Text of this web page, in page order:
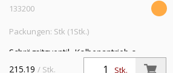
133200
Packungen: Stk (1Stk.)
Schrägsitzventil, Kolbenantrieb o.
NAMUR-Schnittstelle, Bronze,
Stk.
215.19 / Stk.